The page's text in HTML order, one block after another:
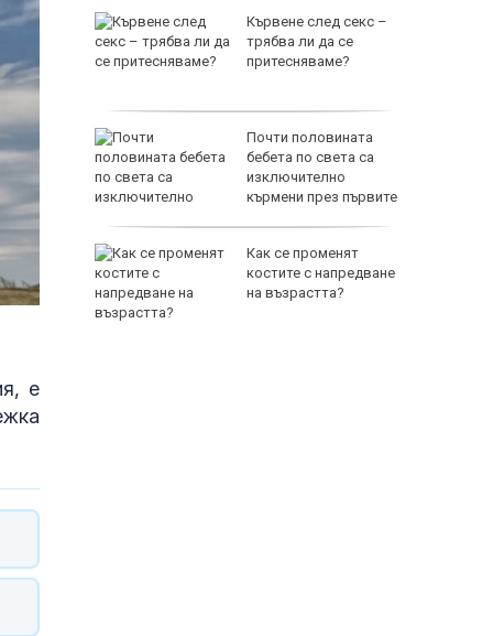
е
за 22
за
с
Кървене след секс –
трябва ли да се
притесняваме?
Почти половината
бебета по света са
изключително
кърмени през първите
Как се променят
костите с напредване
на възрастта?